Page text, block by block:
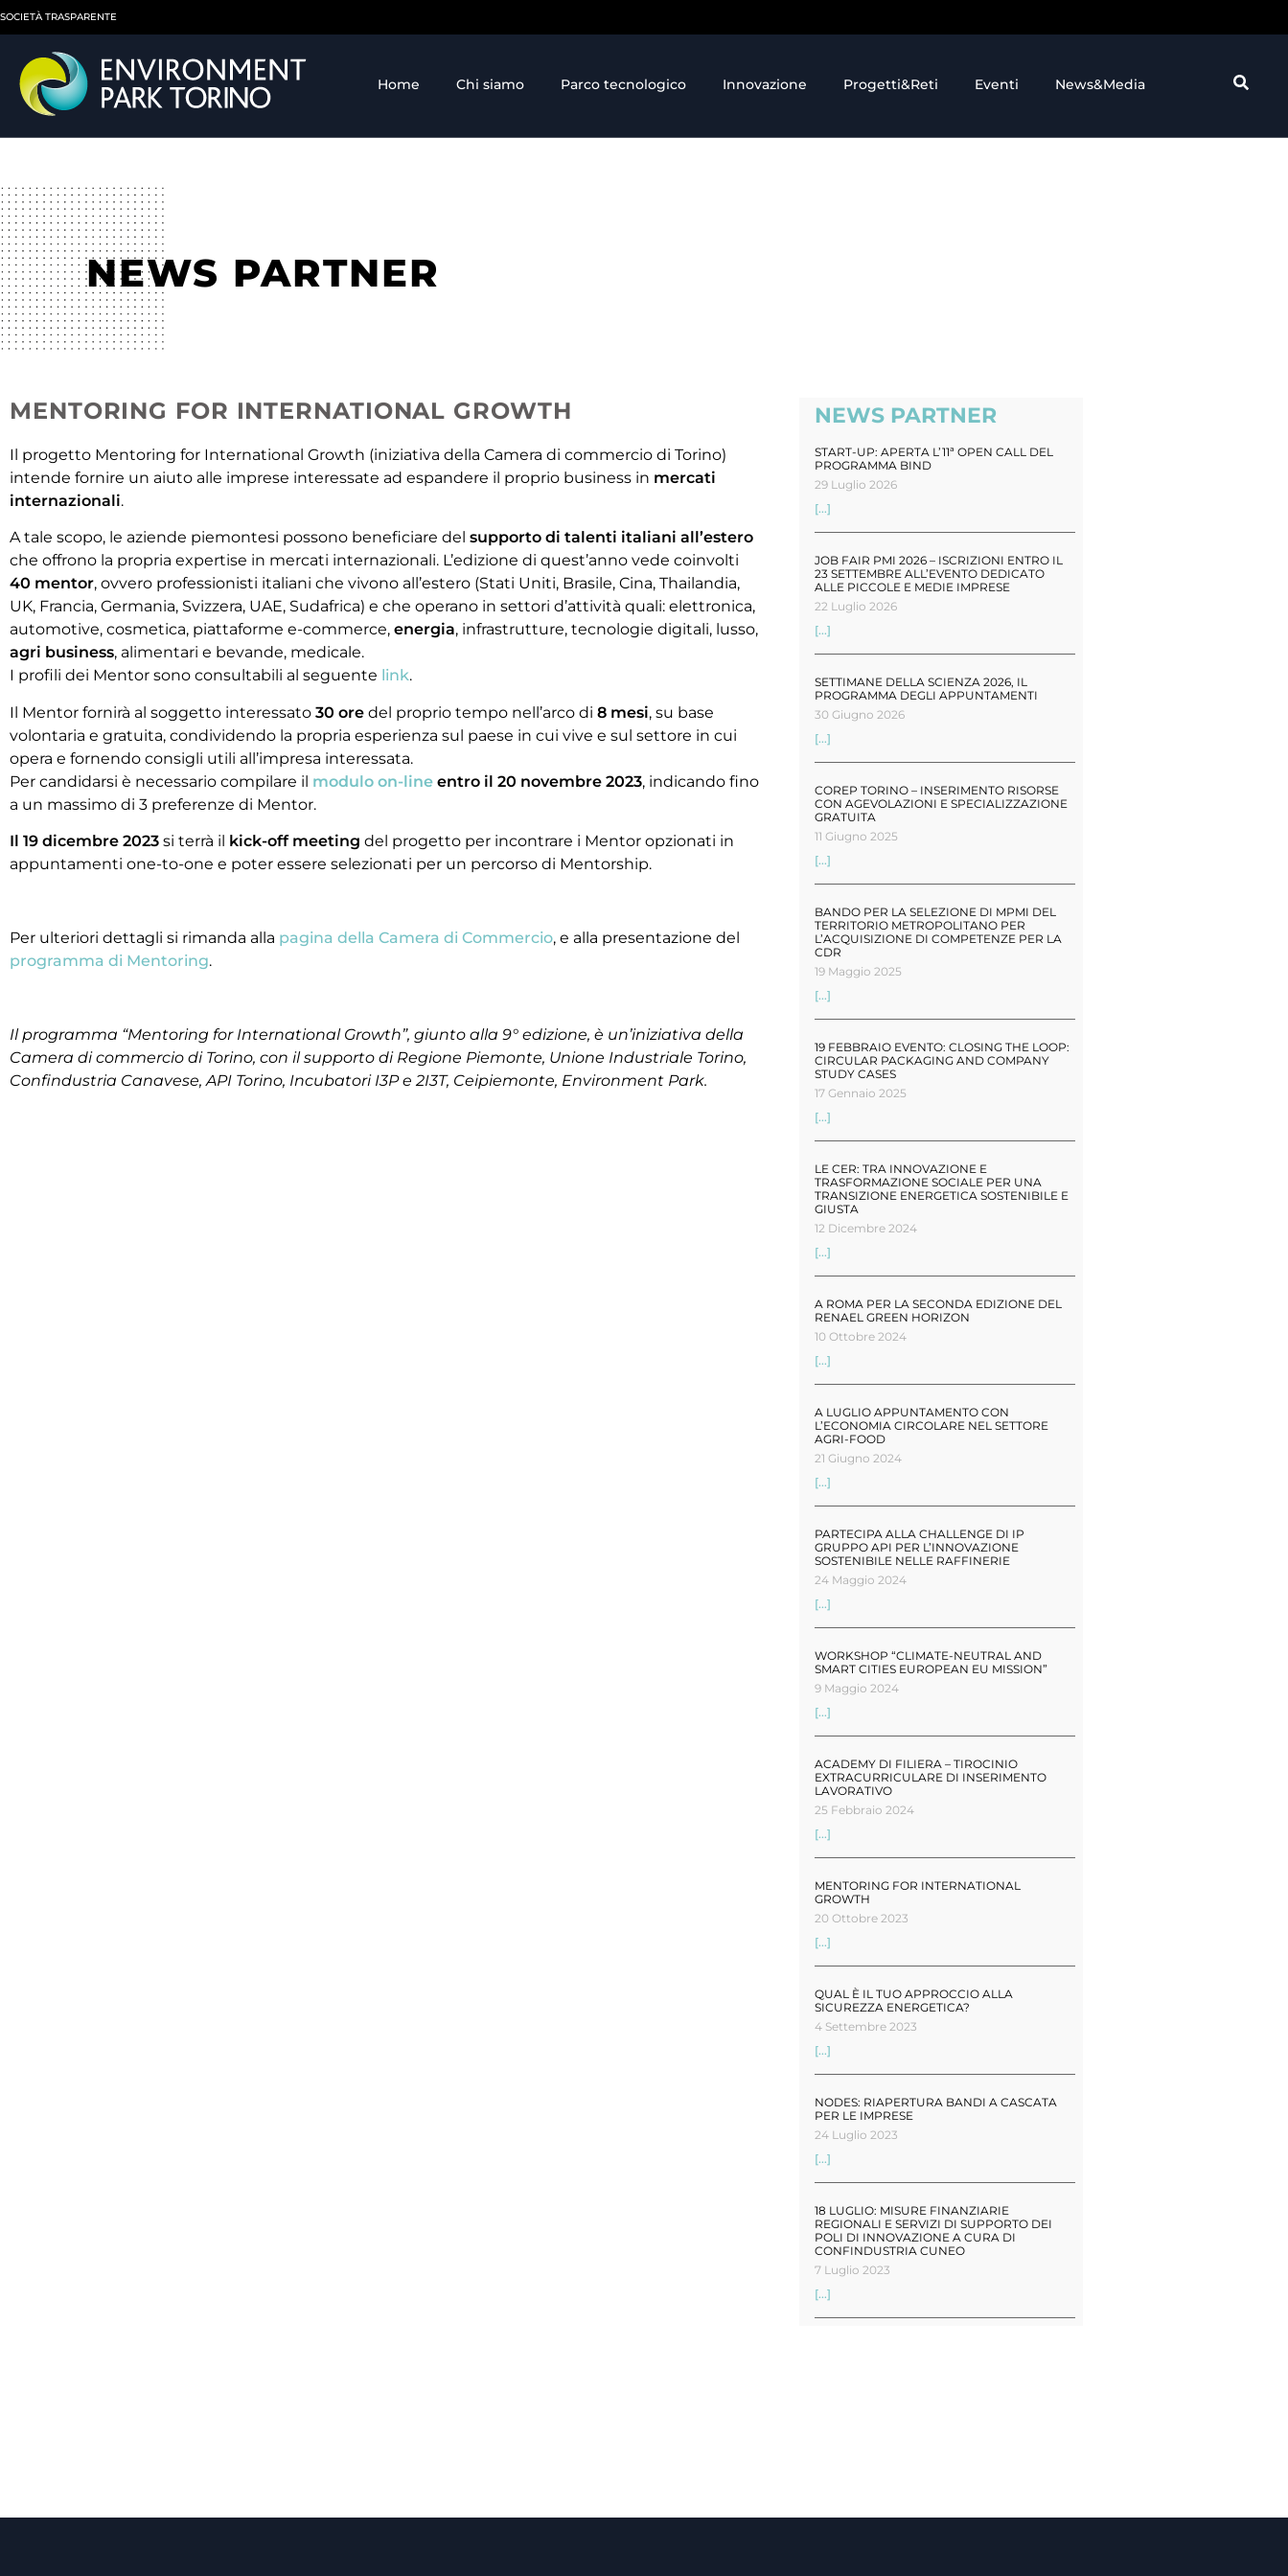
SOCIETÀ TRASPARENTE
Home Chi siamo Parco tecnologico Innovazione Progetti&Reti Eventi News&Media
NEWS PARTNER
MENTORING FOR INTERNATIONAL GROWTH
Il progetto Mentoring for International Growth (iniziativa della Camera di commercio di Torino)
intende fornire un aiuto alle imprese interessate ad espandere il proprio business in mercati
internazionali.
A tale scopo, le aziende piemontesi possono beneficiare del supporto di talenti italiani all’estero
che offrono la propria expertise in mercati internazionali. L’edizione di quest’anno vede coinvolti
40 mentor, ovvero professionisti italiani che vivono all’estero (Stati Uniti, Brasile, Cina, Thailandia,
UK, Francia, Germania, Svizzera, UAE, Sudafrica) e che operano in settori d’attività quali: elettronica,
automotive, cosmetica, piattaforme e-commerce, energia, infrastrutture, tecnologie digitali, lusso,
agri business, alimentari e bevande, medicale.
I profili dei Mentor sono consultabili al seguente link.
Il Mentor fornirà al soggetto interessato 30 ore del proprio tempo nell’arco di 8 mesi, su base
volontaria e gratuita, condividendo la propria esperienza sul paese in cui vive e sul settore in cui
opera e fornendo consigli utili all’impresa interessata.
Per candidarsi è necessario compilare il modulo on-line entro il 20 novembre 2023, indicando fino
a un massimo di 3 preferenze di Mentor.
Il 19 dicembre 2023 si terrà il kick-off meeting del progetto per incontrare i Mentor opzionati in
appuntamenti one-to-one e poter essere selezionati per un percorso di Mentorship.
Per ulteriori dettagli si rimanda alla pagina della Camera di Commercio, e alla presentazione del
programma di Mentoring.
Il programma “Mentoring for International Growth”, giunto alla 9° edizione, è un’iniziativa della
Camera di commercio di Torino, con il supporto di Regione Piemonte, Unione Industriale Torino,
Confindustria Canavese, API Torino, Incubatori I3P e 2I3T, Ceipiemonte, Environment Park.
NEWS PARTNER
START-UP: APERTA L’11ª OPEN CALL DEL
PROGRAMMA BIND
29 Luglio 2026
[...]
JOB FAIR PMI 2026 – ISCRIZIONI ENTRO IL
23 SETTEMBRE ALL’EVENTO DEDICATO
ALLE PICCOLE E MEDIE IMPRESE
22 Luglio 2026
[...]
SETTIMANE DELLA SCIENZA 2026, IL
PROGRAMMA DEGLI APPUNTAMENTI
30 Giugno 2026
[...]
COREP TORINO – INSERIMENTO RISORSE
CON AGEVOLAZIONI E SPECIALIZZAZIONE
GRATUITA
11 Giugno 2025
[...]
BANDO PER LA SELEZIONE DI MPMI DEL
TERRITORIO METROPOLITANO PER
L’ACQUISIZIONE DI COMPETENZE PER LA
CDR
19 Maggio 2025
[...]
19 FEBBRAIO EVENTO: CLOSING THE LOOP:
CIRCULAR PACKAGING AND COMPANY
STUDY CASES
17 Gennaio 2025
[...]
LE CER: TRA INNOVAZIONE E
TRASFORMAZIONE SOCIALE PER UNA
TRANSIZIONE ENERGETICA SOSTENIBILE E
GIUSTA
12 Dicembre 2024
[...]
A ROMA PER LA SECONDA EDIZIONE DEL
RENAEL GREEN HORIZON
10 Ottobre 2024
[...]
A LUGLIO APPUNTAMENTO CON
L’ECONOMIA CIRCOLARE NEL SETTORE
AGRI-FOOD
21 Giugno 2024
[...]
PARTECIPA ALLA CHALLENGE DI IP
GRUPPO API PER L’INNOVAZIONE
SOSTENIBILE NELLE RAFFINERIE
24 Maggio 2024
[...]
WORKSHOP “CLIMATE-NEUTRAL AND
SMART CITIES EUROPEAN EU MISSION”
9 Maggio 2024
[...]
ACADEMY DI FILIERA – TIROCINIO
EXTRACURRICULARE DI INSERIMENTO
LAVORATIVO
25 Febbraio 2024
[...]
MENTORING FOR INTERNATIONAL
GROWTH
20 Ottobre 2023
[...]
QUAL È IL TUO APPROCCIO ALLA
SICUREZZA ENERGETICA?
4 Settembre 2023
[...]
NODES: RIAPERTURA BANDI A CASCATA
PER LE IMPRESE
24 Luglio 2023
[...]
18 LUGLIO: MISURE FINANZIARIE
REGIONALI E SERVIZI DI SUPPORTO DEI
POLI DI INNOVAZIONE A CURA DI
CONFINDUSTRIA CUNEO
7 Luglio 2023
[...]